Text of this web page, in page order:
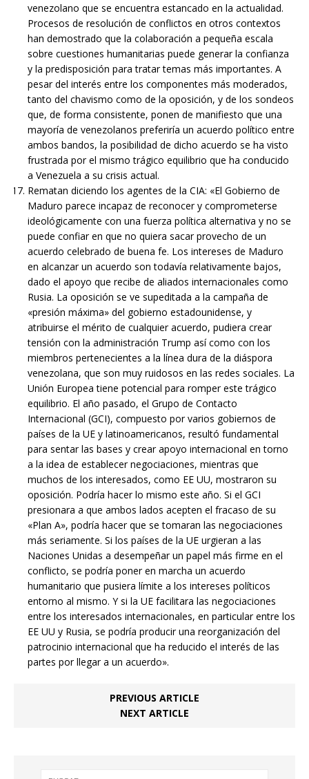
venezolano que se encuentra estancado en la actualidad.
Procesos de resolución de conflictos en otros contextos
han demostrado que la colaboración a pequeña escala
sobre cuestiones humanitarias puede generar la confianza
y la predisposición para tratar temas más importantes. A
pesar del interés entre los componentes más moderados,
tanto del chavismo como de la oposición, y de los sondeos
que, de forma consistente, ponen de manifiesto que una
mayoría de venezolanos preferiría un acuerdo político entre
ambos bandos, la posibilidad de dicho acuerdo se ha visto
frustrada por el mismo trágico equilibrio que ha conducido
a Venezuela a su crisis actual.
Rematan diciendo los agentes de la CIA: «El Gobierno de
Maduro parece incapaz de reconocer y comprometerse
ideológicamente con una fuerza política alternativa y no se
puede confiar en que no quiera sacar provecho de un
acuerdo celebrado de buena fe. Los intereses de Maduro
en alcanzar un acuerdo son todavía relativamente bajos,
dado el apoyo que recibe de aliados internacionales como
Rusia. La oposición se ve supeditada a la campaña de
«presión máxima» del gobierno estadounidense, y
atribuirse el mérito de cualquier acuerdo, pudiera crear
tensión con la administración Trump así como con los
miembros pertenecientes a la línea dura de la diáspora
venezolana, que son muy ruidosos en las redes sociales. La
Unión Europea tiene potencial para romper este trágico
equilibrio. El año pasado, el Grupo de Contacto
Internacional (GCI), compuesto por varios gobiernos de
países de la UE y latinoamericanos, resultó fundamental
para sentar las bases y crear apoyo internacional en torno
a la idea de establecer negociaciones, mientras que
muchos de los interesados, como EE UU, mostraron su
oposición. Podría hacer lo mismo este año. Si el GCI
presionara a que ambos lados acepten el fracaso de su
«Plan A», podría hacer que se tomaran las negociaciones
más seriamente. Si los países de la UE urgieran a las
Naciones Unidas a desempeñar un papel más firme en el
conflicto, se podría poner en marcha un acuerdo
humanitario que pusiera límite a los intereses políticos
entorno al mismo. Y si la UE facilitara las negociaciones
entre los interesados internacionales, en particular entre los
EE UU y Rusia, se podría producir una reorganización del
patrocinio internacional que ha reducido el interés de las
partes por llegar a un acuerdo».
PREVIOUS ARTICLE
NEXT ARTICLE